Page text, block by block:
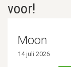
voor!
Moon
14 juli 2026